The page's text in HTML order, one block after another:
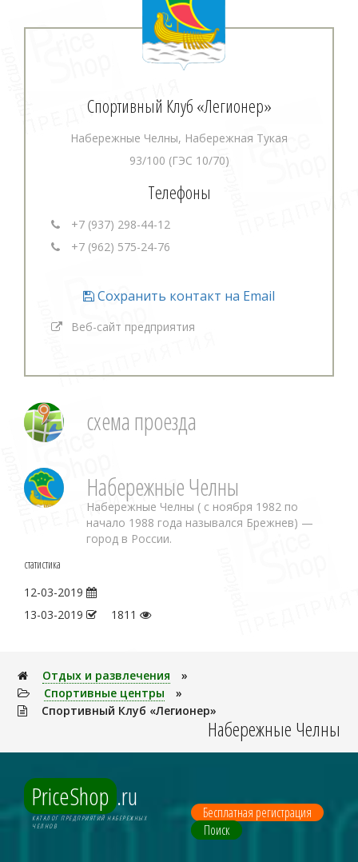
Спортивный Клуб «Легионер»
Набережные Челны, Набережная Тукая
93/100 (ГЭС 10/70)
Телефоны
+7 (937) 298-44-12
+7 (962) 575-24-76
Сохранить контакт на Email
Веб-сайт предприятия
схема проезда
Набережные Челны
Набережные Челны ( с ноября 1982 по
начало 1988 года назывался Брежнев) —
город в России.
статистика
12-03-2019
13-03-2019
1811
Отдых и развлечения
»
Спортивные центры
»
Спортивный Клуб «Легионер»
Набережные Челны
PriceShop .ru
КАТАЛОГ ПРЕДПРИЯТИЙ НАБЕРЕЖНЫХ
ЧЕЛНОВ
Бесплатная регистрация
Поиск